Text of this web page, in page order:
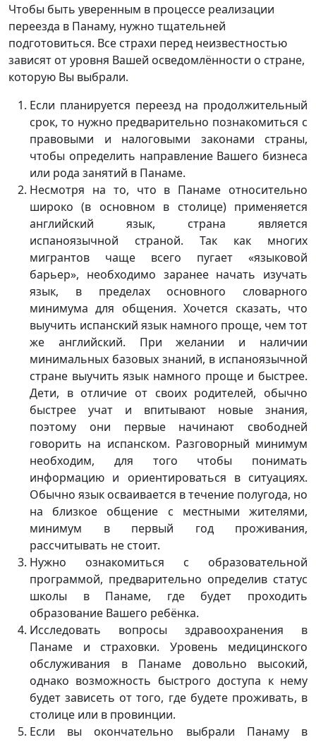
Чтобы быть уверенным в процессе реализации
переезда в Панаму, нужно тщательней
подготовиться. Все страхи перед неизвестностью
зависят от уровня Вашей осведомлённости о стране,
которую Вы выбрали.
Если планируется переезд на продолжительный
срок, то нужно предварительно познакомиться с
правовыми и налоговыми законами страны,
чтобы определить направление Вашего бизнеса
или рода занятий в Панаме.
Несмотря на то, что в Панаме относительно
широко (в основном в столице) применяется
английский язык, страна является
испаноязычной страной. Так как многих
мигрантов чаще всего пугает «языковой
барьер», необходимо заранее начать изучать
язык, в пределах основного словарного
минимума для общения. Хочется сказать, что
выучить испанский язык намного проще, чем тот
же английский. При желании и наличии
минимальных базовых знаний, в испаноязычной
стране выучить язык намного проще и быстрее.
Дети, в отличие от своих родителей, обычно
быстрее учат и впитывают новые знания,
поэтому они первые начинают свободней
говорить на испанском. Разговорный минимум
необходим, для того чтобы понимать
информацию и ориентироваться в ситуациях.
Обычно язык осваивается в течение полугода, но
на близкое общение с местными жителями,
минимум в первый год проживания,
рассчитывать не стоит.
Нужно ознакомиться с образовательной
программой, предварительно определив статус
школы в Панаме, где будет проходить
образование Вашего ребёнка.
Исследовать вопросы здравоохранения в
Панаме и страховки. Уровень медицинского
обслуживания в Панаме довольно высокий,
однако возможность быстрого доступа к нему
будет зависеть от того, где будете проживать, в
столице или в провинции.
Если вы окончательно выбрали Панаму в